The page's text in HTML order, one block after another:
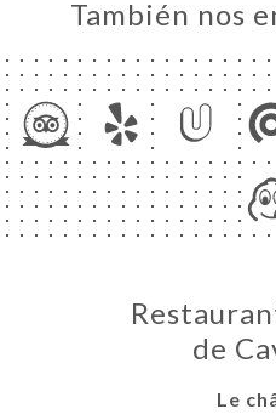
También nos
de
Le